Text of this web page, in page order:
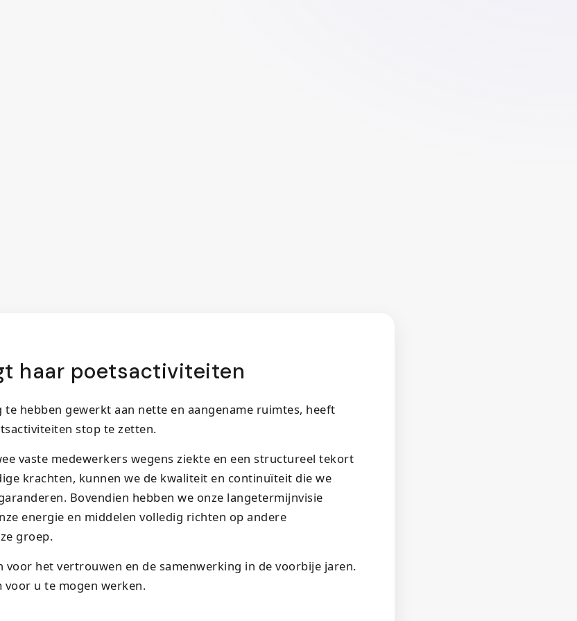
haar poetsactiviteiten
hebben gewerkt aan nette en aangename ruimtes, heeft
stop te zetten.
vaste medewerkers wegens ziekte en een structureel tekort
krachten, kunnen we de kwaliteit en continuïteit die we
Bovendien hebben we onze langetermijnvisie
energie en middelen volledig richten op andere
groep.
voor het vertrouwen en de samenwerking in de voorbije jaren.
voor u te mogen werken.